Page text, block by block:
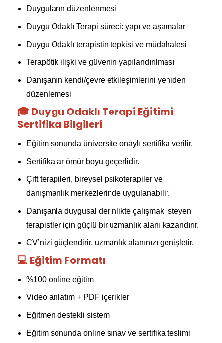
Duyguların düzenlenmesi
Duygu Odaklı Terapi süreci: yapı ve aşamalar
Duygu Odaklı terapistin tepkisi ve müdahalesi
Terapötik ilişki ve güvenin yapılandırılması
Danışanın kendi/çevre etkileşimlerini yeniden
düzenlemesi
🎓 Duygu Odaklı Terapi Eğitimi
Sertifika Bilgileri
Eğitim sonunda üniversite onaylı sertifika verilir.
Sertifikalar ömür boyu geçerlidir.
Çift terapileri, bireysel psikoterapiler ve
danışmanlık merkezlerinde uygulanabilir.
Danışanla duygusal derinlikte çalışmak isteyen
terapistler için güçlü bir uzmanlık alanı kazandırır.
CV’nizi güçlendirir, uzmanlık alanınızı genişletir.
💻 Eğitim Formatı
%100 online eğitim
Video anlatım + PDF içerikler
Eğitmen destekli sistem
Eğitim sonunda online sınav ve sertifika teslimi